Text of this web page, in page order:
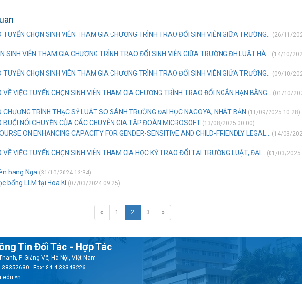
TUYỂN CHỌN SINH VIÊN THAM GIA CHƯƠNG TRÌNH TRAO ĐỔI SINH VIÊN GIỮA TRƯỜNG...
(26/11/
SINH VIÊN THAM GIA CHƯƠNG TRÌNH TRAO ĐỔI SINH VIÊN GIỮA TRƯỜNG ĐH LUẬT HÀ...
(14/10/
TUYỂN CHỌN SINH VIÊN THAM GIA CHƯƠNG TRÌNH TRAO ĐỔI SINH VIÊN GIỮA TRƯỜNG...
(09/10/
VỀ VIỆC TUYỂN CHỌN SINH VIÊN THAM GIA CHƯƠNG TRÌNH TRAO ĐỔI NGẮN HẠN BẰNG...
(01/10/
CHƯƠNG TRÌNH THẠC SỸ LUẬT SO SÁNH TRƯỜNG ĐẠI HỌC NAGOYA, NHẬT BẢN (11/09/2025 10:28)
BUỔI NÓI CHUYỆN CỦA CÁC CHUYÊN GIA TẬP ĐOÀN MICROSOFT (13/08/2025 00:00)
ON ENHANCING CAPACITY FOR GENDER-SENSITIVE AND CHILD-FRIENDLY LEGAL...
(14/03/
VỀ VIỆC TUYỂN CHỌN SINH VIÊN THAM GIA HỌC KỲ TRAO ĐỔI TẠI TRƯỜNG LUẬT, ĐẠI...
(01/03/2025
bang Nga (31/10/2024 13:34)
bổng LLM tại Hoa Kì (07/03/2024 09:25)
« 1 2 3 »
Tin Đối Tác - Hợp Tác
P. Giảng Võ, Hà Nội, Việt Nam
- Fax: 84.4.38343226